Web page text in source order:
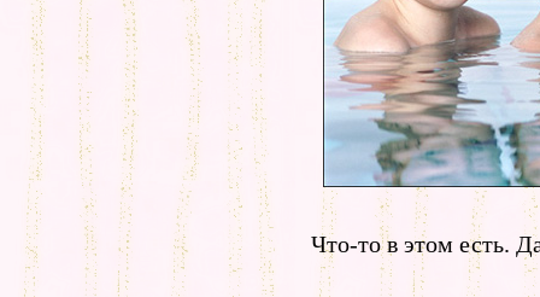
Что-то в этом есть.